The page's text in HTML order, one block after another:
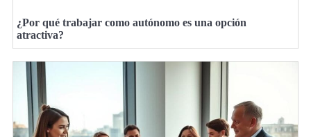
¿Por qué trabajar como autónomo es una opción
atractiva?